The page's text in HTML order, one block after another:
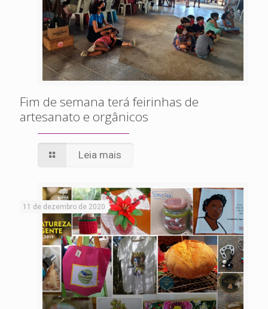
Fim de semana terá feirinhas de
artesanato e orgânicos
Leia mais
11 de dezembro de 2020